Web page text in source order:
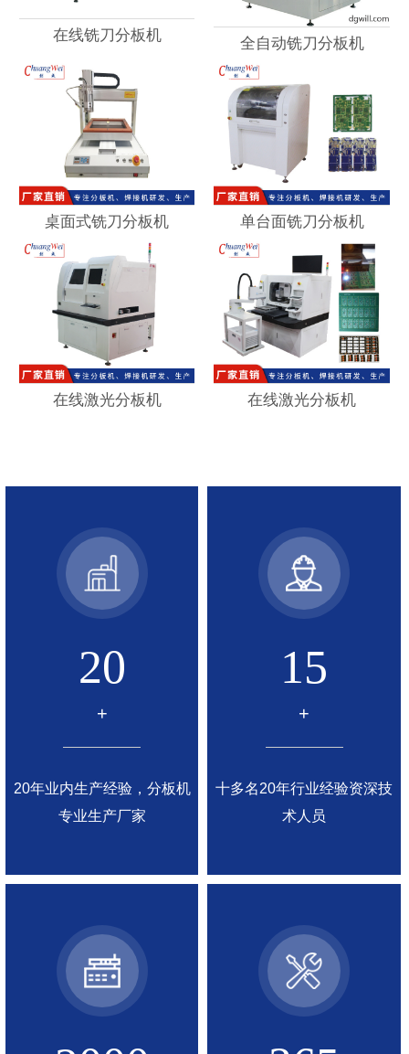
在线铣刀分板机 全自动铣刀分板机
桌面式铣刀分板机 单台面铣刀分板机
在线激光分板机 在线激光分板机
20
+
20年业内生产经验，分板机
专业生产厂家
15
+
十多名20年行业经验资深技
术人员